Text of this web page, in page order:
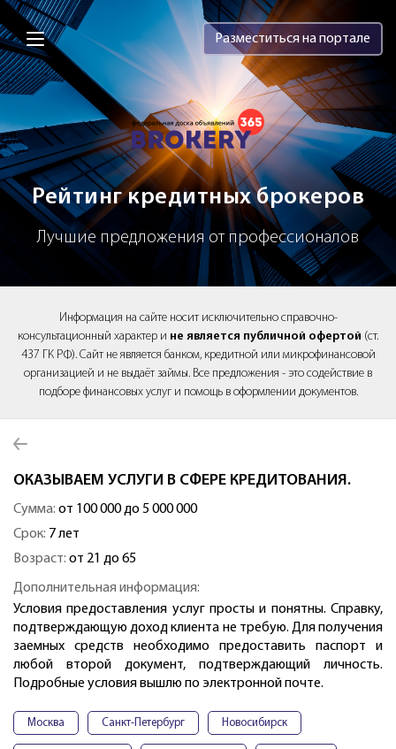
Brokery365 - Рейтинг кредитных
Разместиться на портале
Рейтинг кредитных брокеров
Лучшие предложения от профессионалов
Информация на сайте носит исключительно справочно-
консультационный характер и не является публичной офертой (ст.
437 ГК РФ). Сайт не является банком, кредитной или микрофинансовой
организацией и не выдаёт займы. Все предложения - это содействие в
подборе финансовых услуг и помощь в оформлении документов.
ОКАЗЫВАЕМ УСЛУГИ В СФЕРЕ КРЕДИТОВАНИЯ.
Сумма: от 100 000 до 5 000 000
Срок: 7 лет
Возраст: от 21 до 65
Дополнительная информация:
Условия предоставления услуг просты и понятны. Справку,
подтверждающую доход клиента не требую. Для получения
заемных средств необходимо предоставить паспорт и
любой второй документ, подтверждающий личность.
Подробные условия вышлю по электронной почте.
Москва Санкт-Петербург Новосибирск